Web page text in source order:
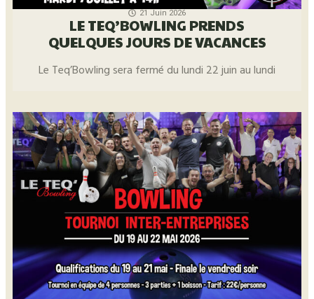
21 Juin 2026
LE TEQ’BOWLING PRENDS
QUELQUES JOURS DE VACANCES
Le Teq’Bowling sera fermé du lundi 22 juin au lundi